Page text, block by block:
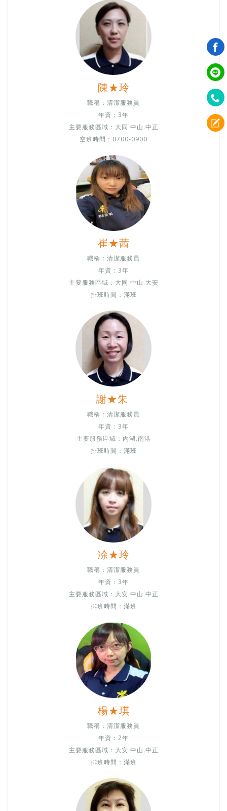
陳★玲
職稱：清潔服務員
年資：3年
主要服務區域：大同.中山.中正
空班時間：0700-0900
崔★茜
職稱：清潔服務員
年資：3年
主要服務區域：大同.中山.大安
排班時間：滿班
謝★朱
職稱： 清潔服務員
年資：3年
主要服務區域：內湖.南港
排班時間：滿班
凃★玲
職稱：清潔服務員
年資：3年
主要服務區域：大安.中山.中正
排班時間：滿班
楊★琪
職稱：清潔服務員
年資：2年
主要服務區域：大安.中山.中正
排班時間：滿班